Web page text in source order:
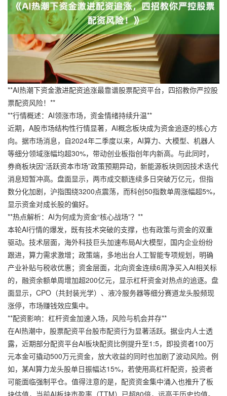
**AI热潮下资金激进配资追涨最靠谱股票配资平台，四招教你严控股
票配资风险！**
**行情概述：AI领涨市场，资金情绪持续升温**
近期，A股市场结构性行情显著，AI概念板块成为资金追逐的核心方
向。据市场消息，自2024年二季度以来，AI算力、大模型、机器人
等细分领域涨幅均超30%，带动创业板指创年内新高。与此同时，
券商板块因“活跃资本市场”政策预期异动，新能源板块则因技术迭代
消息短暂冲高。盘面显示，两市成交额连续多日突破万亿元，但指
数分化加剧，沪指围绕3200点震荡，而科创50指数单周涨幅超5%，
显示资金对成长股的偏好。
**热点解析：AI为何成为资金“核心战场”？**
本轮AI行情的爆发，既有技术突破的支撑，也有政策与资金的双重
驱动。技术层面，海外科技巨头加速布局AI大模型，国内企业纷纷
跟进，算力需求激增；政策端，多地出台人工智能专项规划，明确
产业补贴与税收优惠；资金层面，北向资金连续6周净买入AI相关标
的，融资余额单周增加超200亿元，显示杠杆资金对热点的追逐。盘
面显示，CPO（共封装光学）、液冷服务器等细分赛道龙头股频现
涨停，市场赚钱效应集中。
**配资影响：杠杆资金加速入场，风险与机会并存**
在AI热潮中， 股票配资平台股市配资行为显著活跃。据业内人士透
露，近期部分配资平台AI板块配资比例提升至1:5，即投资者100万
元本金可撬动500万元资金，放大收益的同时也加剧了波动风险。例
如，某AI算力龙头股单日振幅达15%，若使用高杠杆配资，投资者
可能面临强制平仓。值得注意的是，配资资金集中涌入也推升了板
块估值，当前AI板块市盈率（TTM）已超80倍，远高于历史均值。